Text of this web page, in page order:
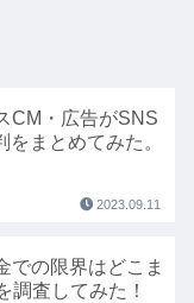
CM・広告がSNS
をまとめてみた。
2023.09.11
での限界はどこま
調査してみた！